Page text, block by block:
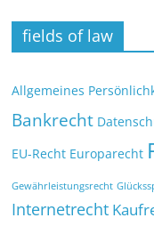
fields of law
Allgemeines
Bankrecht
EU-Recht Europarecht
Gewährleistungsrecht
Internetrecht